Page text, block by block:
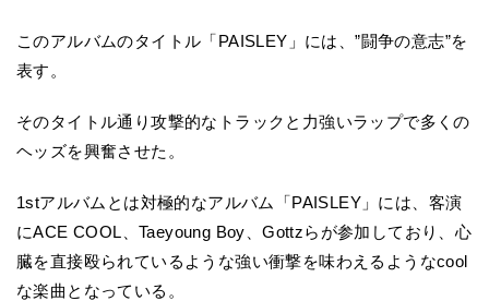
このアルバムのタイトル「PAISLEY」には、”闘争の意志”を
表す。
そのタイトル通り攻撃的なトラックと力強いラップで多くの
ヘッズを興奮させた。
1stアルバムとは対極的なアルバム「PAISLEY」には、客演
にACE COOL、Taeyoung Boy、Gottzらが参加しており、心
臓を直接殴られているような強い衝撃を味わえるようなcool
な楽曲となっている。